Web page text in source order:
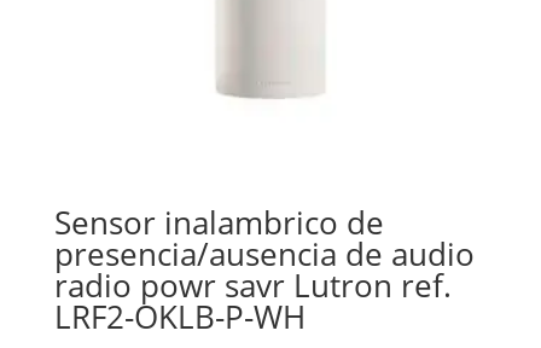
Sensor inalambrico de
presencia/ausencia de audio
radio powr savr Lutron ref.
LRF2-OKLB-P-WH